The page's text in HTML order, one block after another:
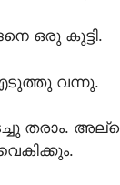
ഒരു കുട്ടി.
വന്നു.
തരാം.